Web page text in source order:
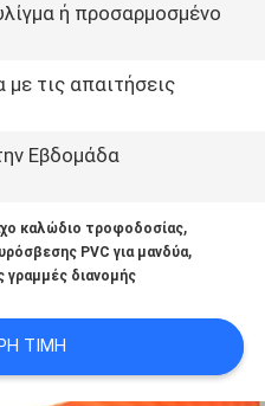
ή προσαρμοσμένο
τις απαιτήσεις
Εβδομάδα
καλώδιο τροφοδοσίας,
PVC για μανδύα,
γραμμές διανομής
ΤΙΜΉ